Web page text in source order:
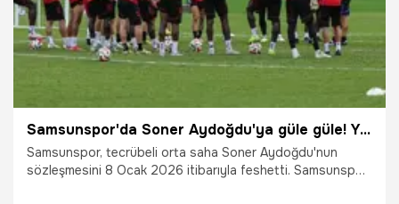
Samsunspor'da Soner Aydoğdu'ya güle güle! Yeni takımı belli oldu
Samsunspor, tecrübeli orta saha Soner Aydoğdu'nun
sözleşmesini 8 Ocak 2026 itibarıyla feshetti. Samsunspor